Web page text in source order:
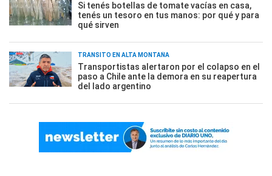
Si tenés botellas de tomate vacías en casa,
tenés un tesoro en tus manos: por qué y para
qué sirven
TRÁNSITO EN ALTA MONTAÑA
Transportistas alertaron por el colapso en el
paso a Chile ante la demora en su reapertura
del lado argentino